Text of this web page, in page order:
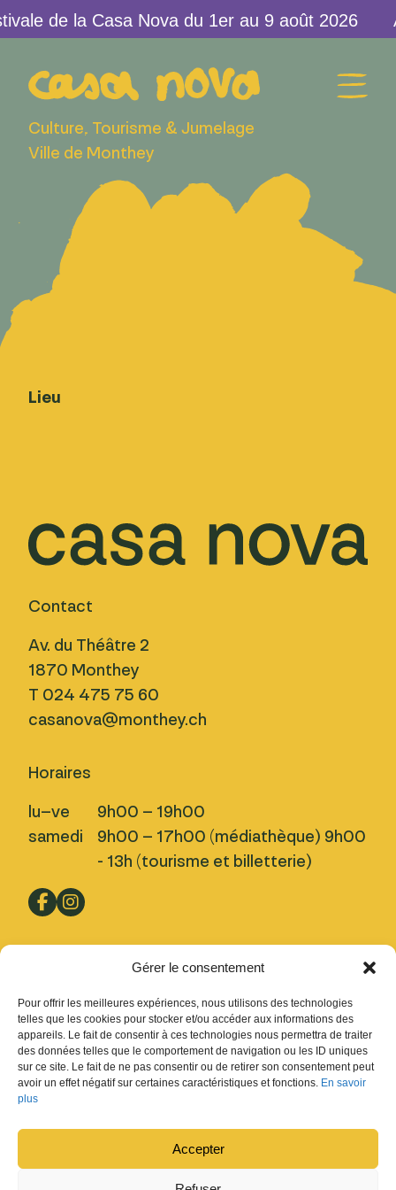
Gérer le consentement
Pour offrir les meilleures expériences, nous utilisons des technologies
telles que les cookies pour stocker et/ou accéder aux informations des
appareils. Le fait de consentir à ces technologies nous permettra de traiter
des données telles que le comportement de navigation ou les ID uniques
sur ce site. Le fait de ne pas consentir ou de retirer son consentement peut
avoir un effet négatif sur certaines caractéristiques et fonctions. En savoir
plus
Accepter
de la Casa Nova du 1er au 9 août 2026
Culture, Tourisme & Jumelage
Ville de Monthey
Lieu
Contact
Av. du Théâtre 2
1870 Monthey
T 024 475 75 60
casanova@monthey.ch
Horaires
lu–ve
samedi
9h00 – 19h00
9h00 – 17h00 (médiathèque) 9h00
- 13h (tourisme et billetterie)
Nous trouver
Inscription Newsletter
Fermetures
Design : Ludovic Chappex & Cédric Raccio
Développement :